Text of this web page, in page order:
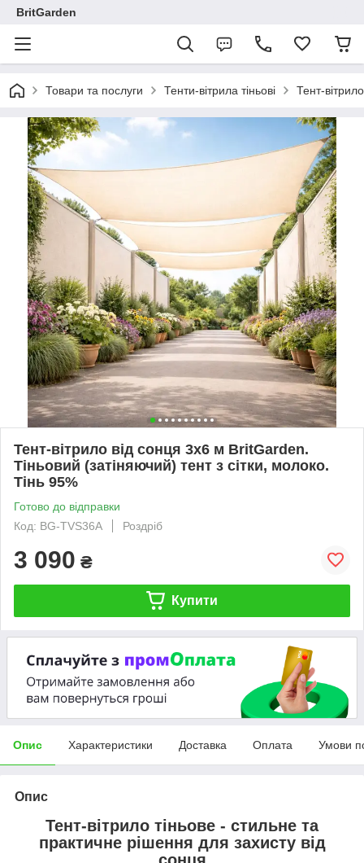
BritGarden
Товари та послуги Тенти-вітрила тіньові Тент-
Тент-вітрило від сонця 3х6 м BritGarden.
Тіньовий (затіняючий) тент з сітки, молоко.
Тінь 95%
Готово до відправки
Код: BG-TVS36А
Роздріб
3 090 ₴
Купити
Опис Характеристики Доставка Оплата Умови
Опис
Тент-вітрило тіньове - стильне та
практичне рішення для захисту від